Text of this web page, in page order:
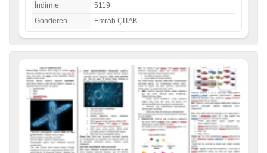
İndirme
5119
Gönderen
Emrah ÇITAK